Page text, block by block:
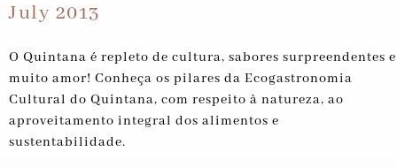
July 2013
O Quintana é repleto de cultura, sabores surpreendentes e
muito amor! Conheça os pilares da Ecogastronomia
Cultural do Quintana, com respeito à natureza, ao
aproveitamento integral dos alimentos e
sustentabilidade.